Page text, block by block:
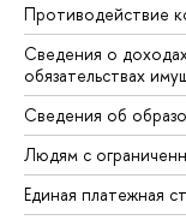
Противодействие
Сведения о
обязательствах
Сведения об
Людям с
Единая платежная